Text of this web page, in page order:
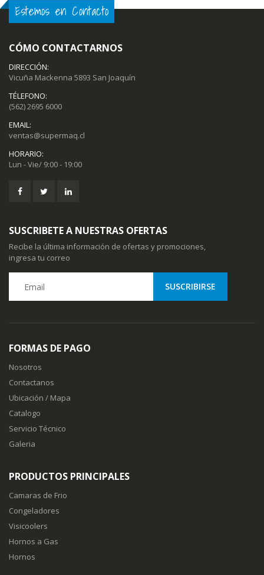
Estemos en Contacto
CÓMO CONTACTARNOS
DIRECCIÓN:
Vicuña Mackenna 5893 San Joaquín
TÉLEFONO:
(562) 2695 6000
EMAIL:
ventas@supermaq.cl
HORARIO:
Lun - Vie/ 9:00 - 19:00
SUSCRIBETE A NUESTRAS OFERTAS
Recibe la última información de ofertas y promociones,
ingresa tu correo
FORMAS DE PAGO
Nosotros
Contactanos
Ubicación / Mapa
Catalogo
Servicio Técnico
Galeria
PRODUCTOS PRINCIPALES
Camaras de Frio
Congeladores
Visicoolers
Hornos a Gas
Hornos